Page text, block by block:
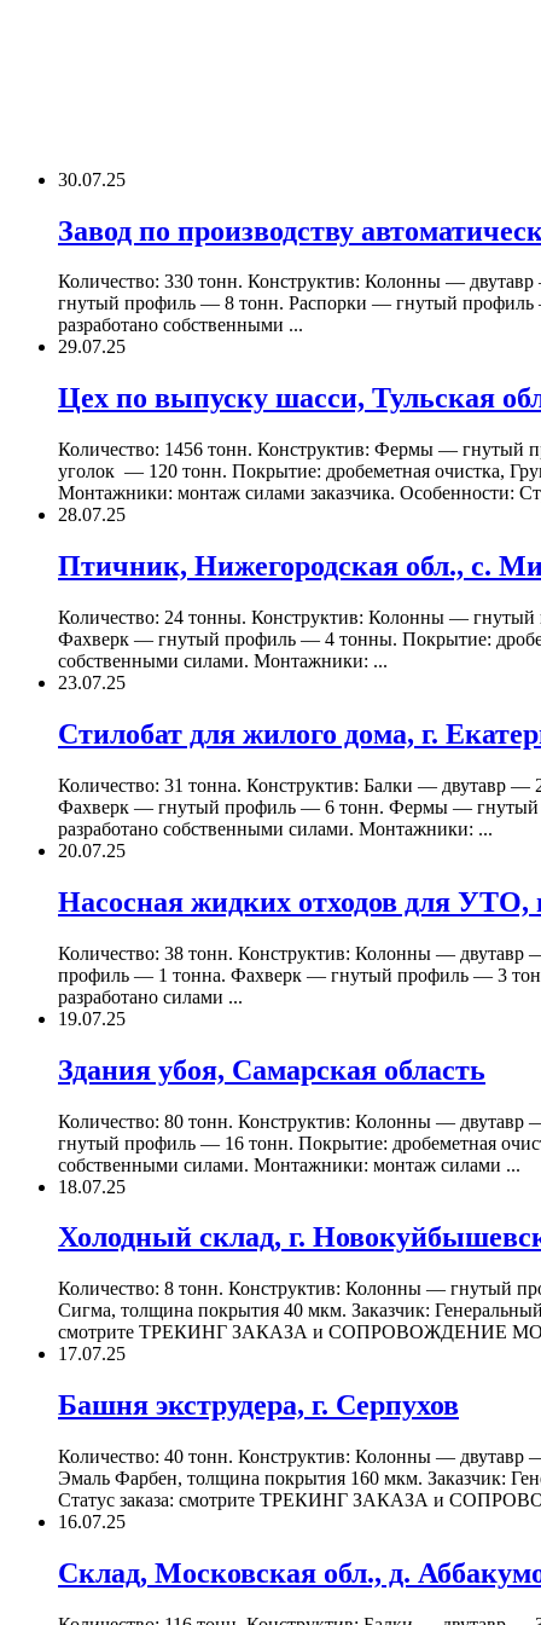
30.07.25
Завод по производству
Количество: 330 тонн. Конструктив: Колонны —
гнутый профиль — 8 тонн. Распорки — гнутый профиль
разработано собственными ...
29.07.25
Цех по выпуску шасси, Тульская
Количество: 1456 тонн. Конструктив: Фермы —
уголок — 120 тонн. Покрытие: дробеметная очистка,
Монтажники: монтаж силами заказчика. Особенности:
28.07.25
Птичник, Нижегородская обл., с.
Количество: 24 тонны. Конструктив: Колонны —
Фахверк — гнутый профиль — 4 тонны. Покрытие:
собственными силами. Монтажники: ...
23.07.25
Стилобат для жилого дома, г.
Количество: 31 тонна. Конструктив: Балки —
Фахверк — гнутый профиль — 6 тонн. Фермы — гнутый
разработано собственными силами. Монтажники: ...
20.07.25
Насосная жидких отходов для УТО,
Количество: 38 тонн. Конструктив: Колонны —
профиль — 1 тонна. Фахверк — гнутый профиль — 3
разработано силами ...
19.07.25
Здания убоя, Самарская область
Количество: 80 тонн. Конструктив: Колонны —
гнутый профиль — 16 тонн. Покрытие: дробеметная
собственными силами. Монтажники: монтаж силами ...
18.07.25
Холодный склад, г.
Количество: 8 тонн. Конструктив: Колонны — гнутый
Сигма, толщина покрытия 40 мкм. Заказчик:
смотрите ТРЕКИНГ ЗАКАЗА и СОПРОВОЖДЕНИЕ
17.07.25
Башня экструдера, г. Серпухов
Количество: 40 тонн. Конструктив: Колонны —
Эмаль Фарбен, толщина покрытия 160 мкм. Заказчик:
Статус заказа: смотрите ТРЕКИНГ ЗАКАЗА и
16.07.25
Склад, Московская обл., д.